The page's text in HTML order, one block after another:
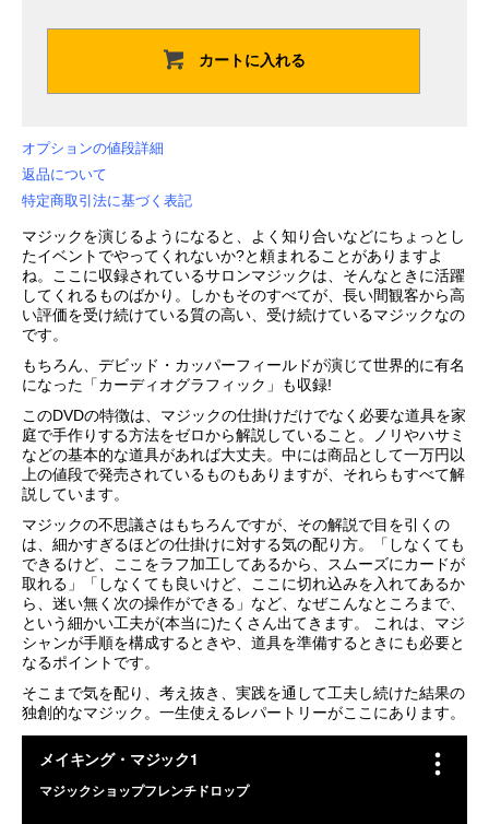
カートに入れる
オプションの値段詳細
返品について
特定商取引法に基づく表記
マジックを演じるようになると、よく知り合いなどにちょっとし
たイベントでやってくれないか?と頼まれることがありますよ
ね。ここに収録されているサロンマジックは、そんなときに活躍
してくれるものばかり。しかもそのすべてが、長い間観客から高
い評価を受け続けている質の高い、受け続けているマジックなの
です。
もちろん、デビッド・カッパーフィールドが演じて世界的に有名
になった「カーディオグラフィック」も収録!
このDVDの特徴は、マジックの仕掛けだけでなく必要な道具を家
庭で手作りする方法をゼロから解説していること。ノリやハサミ
などの基本的な道具があれば大丈夫。中には商品として一万円以
上の値段で発売されているものもありますが、それらもすべて解
説しています。
マジックの不思議さはもちろんですが、その解説で目を引くの
は、細かすぎるほどの仕掛けに対する気の配り方。「しなくても
できるけど、ここをラフ加工してあるから、スムーズにカードが
取れる」「しなくても良いけど、ここに切れ込みを入れてあるか
ら、迷い無く次の操作ができる」など、なぜこんなところまで、
という細かい工夫が(本当に)たくさん出てきます。 これは、マジ
シャンが手順を構成するときや、道具を準備するときにも必要と
なるポイントです。
そこまで気を配り、考え抜き、実践を通して工夫し続けた結果の
独創的なマジック。一生使えるレパートリーがここにあります。